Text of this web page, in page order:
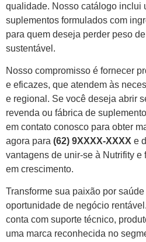
qualidade. Nosso catálogo inclui
suplementos formulados com
para quem deseja perder peso
sustentável.
Nosso compromisso é fornecer
e eficazes, que atendem às
e regional. Se você deseja abrir
revenda ou fábrica de
em contato conosco para obter
agora para (62) 9XXXX-XXXX e
vantagens de unir-se à Nutrifity e
em crescimento.
Transforme sua paixão por
oportunidade de negócio
conta com suporte técnico,
uma marca reconhecida no